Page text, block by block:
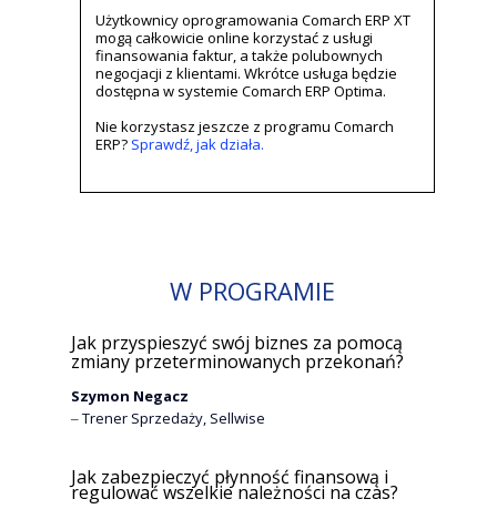
Użytkownicy oprogramowania Comarch ERP XT
mogą całkowicie online korzystać z usługi
finansowania faktur, a także polubownych
negocjacji z klientami. Wkrótce usługa będzie
dostępna w systemie Comarch ERP Optima.
Nie korzystasz jeszcze z programu Comarch
ERP? Sprawdź, jak działa.
W PROGRAMIE
Jak przyspieszyć swój biznes za pomocą
zmiany przeterminowanych przekonań?
Jak zabezpieczyć płynność finansową i
regulować wszelkie należności na czas?
Szymon Negacz
‒ Trener Sprzedaży, Sellwise